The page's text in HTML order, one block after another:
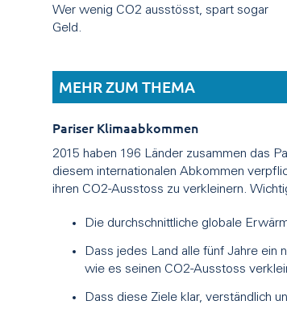
Wer wenig CO2 ausstösst, spart sogar
Geld.
MEHR ZUM THEMA
Pariser Klimaabkommen
2015 haben 196 Länder zusammen das
diesem internationalen Abkommen
ihren CO2-Ausstoss zu verkleinern.
Die durchschnittliche globale
Dass jedes Land alle fünf Jahre ein
wie es seinen CO2-Ausstoss
Dass diese Ziele klar, verständlich